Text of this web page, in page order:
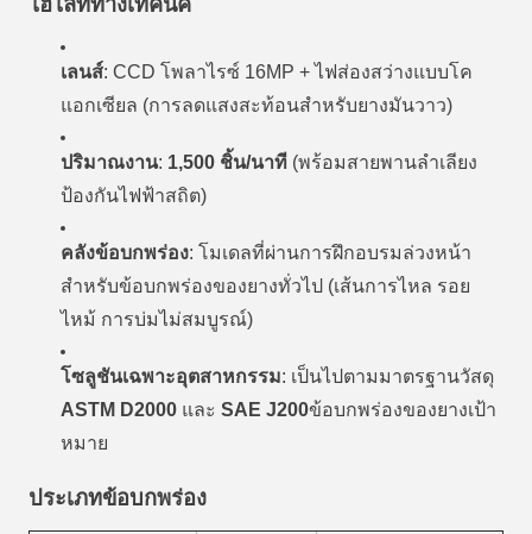
เลนส์: CCD โพลาไรซ์ 16MP + ไฟส่องสว่างแบบโค
แอกเซียล (การลดแสงสะท้อนสำหรับยางมันวาว)
ปริมาณงาน: 1,500 ชิ้น/นาที (พร้อมสายพานลำเลียง
ป้องกันไฟฟ้าสถิต)
คลังข้อบกพร่อง: โมเดลที่ผ่านการฝึกอบรมล่วงหน้า
สำหรับข้อบกพร่องของยางทั่วไป (เส้นการไหล รอย
ไหม้ การบ่มไม่สมบูรณ์)
โซลูชันเฉพาะอุตสาหกรรม: เป็นไปตามมาตรฐานวัสดุ
ASTM D2000 และSAE J200ข้อบกพร่องของยางเป้า
หมาย
ประเภทข้อบกพร่อง